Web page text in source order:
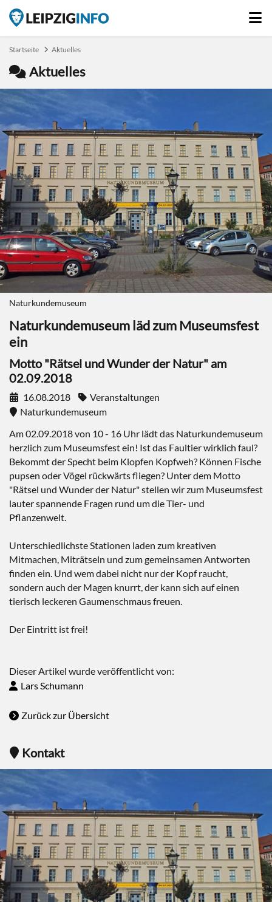
Startseite Aktuelles
Aktuelles
Naturkundemuseum
Naturkundemuseum läd zum Museumsfest
ein
Motto "Rätsel und Wunder der Natur" am
02.09.2018
16.08.2018
Veranstaltungen
Naturkundemuseum
Am 02.09.2018 von 10 - 16 Uhr lädt das Naturkundemuseum
herzlich zum Museumsfest ein! Ist das Faultier wirklich faul?
Bekommt der Specht beim Klopfen Kopfweh? Können Fische
pupsen oder Vögel rückwärts fliegen? Unter dem Motto
"Rätsel und Wunder der Natur" stellen wir zum Museumsfest
lauter spannende Fragen rund um die Tier- und
Pflanzenwelt.
Unterschiedlichste Stationen laden zum kreativen
Mitmachen, Miträtseln und zum gemeinsamen Antworten
finden ein. Und wem dabei nicht nur der Kopf raucht,
sondern auch der Magen knurrt, der kann sich auf einen
tierisch leckeren Gaumenschmaus freuen.
Der Eintritt ist frei!
Dieser Artikel wurde veröffentlicht von:
Lars Schumann
Zurück zur Übersicht
Kontakt